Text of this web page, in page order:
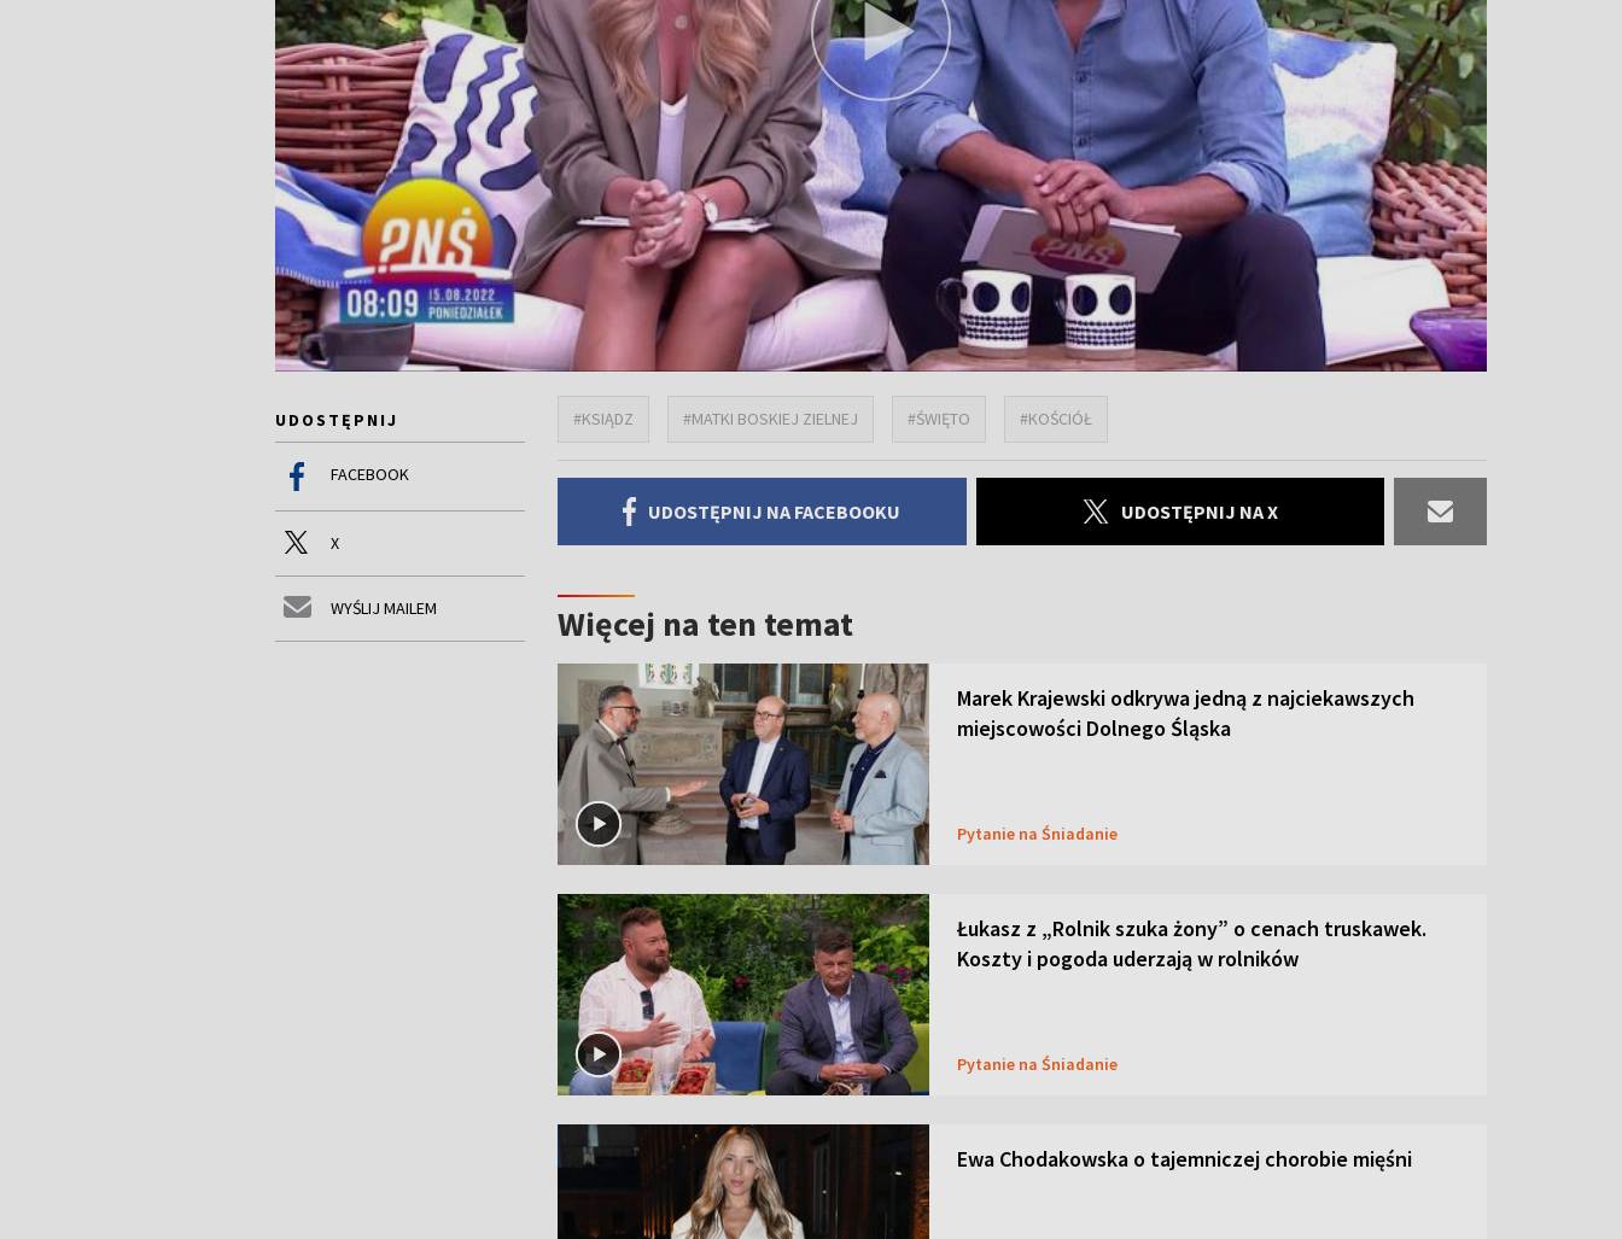
UDOSTĘPNIJ
FACEBOOK
X
WYŚLIJ MAILEM
#KSIĄDZ #MATKI BOSKIEJ ZIELNEJ #ŚWIĘTO #KOŚCIÓŁ
UDOSTĘPNIJ NA FACEBOOKU UDOSTĘPNIJ NA X
Więcej na ten temat
Marek Krajewski odkrywa jedną z najciekawszych
miejscowości Dolnego Śląska
Pytanie na Śniadanie
Łukasz z „Rolnik szuka żony” o cenach truskawek.
Koszty i pogoda uderzają w rolników
Pytanie na Śniadanie
Ewa Chodakowska o tajemniczej chorobie mięśni